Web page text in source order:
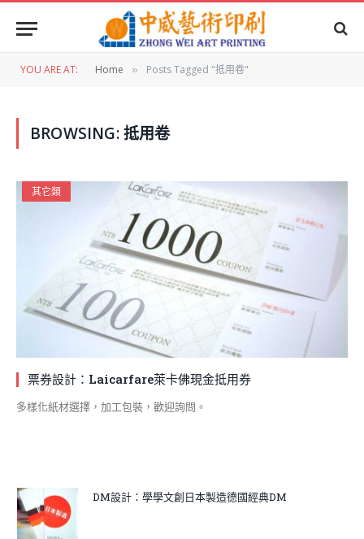
YOU ARE AT: Home » Posts Tagged "抵用卷"
BROWSING:抵用卷
其它類
票券設計：Laicarfare萊卡佛現金抵用券
多樣化紙材選擇，加工包裝，歡迎詢問。
DM設計：學學文創日本製造德國經典DM